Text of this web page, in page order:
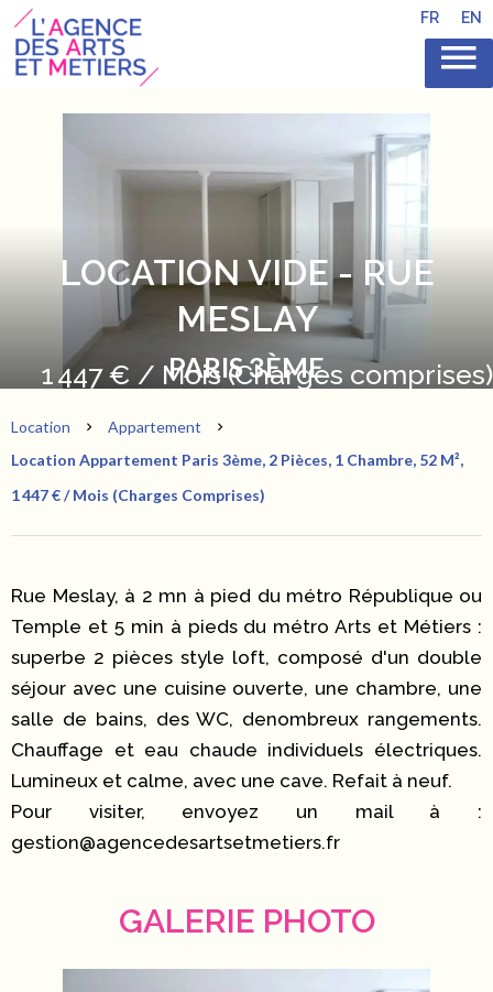
FR EN
LOCATION VIDE - RUE
MESLAY
PARIS 3ÈME
1 447 € / Mois (Charges comprises)
Location
Appartement
Location Appartement Paris 3ème, 2 Pièces, 1 Chambre, 52 M²,
1 447 € / Mois (Charges Comprises)
Rue Meslay, à 2 mn à pied du métro République ou
Temple et 5 min à pieds du métro Arts et Métiers :
superbe 2 pièces style loft, composé d'un double
séjour avec une cuisine ouverte, une chambre, une
salle de bains, des WC, denombreux rangements.
Chauffage et eau chaude individuels électriques.
Lumineux et calme, avec une cave. Refait à neuf.
Pour visiter, envoyez un mail à :
gestion@agencedesartsetmetiers.fr
GALERIE PHOTO